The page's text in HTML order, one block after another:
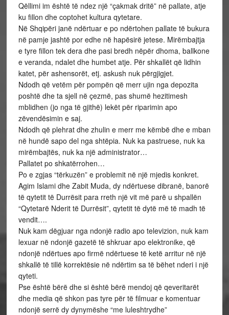
Qëllimi im është të ndez një “çakmak dritë” në pallate, atje
ku fillon dhe coptohet kultura qytetare.
Në Shqipëri janë ndërtuar e po ndërtohen pallate të bukura
në pamje jashtë por edhe në hapësirë jetese. Mirëmbajtja
e tyre fillon tek dera dhe pasi bredh nëpër dhoma, ballkone
e veranda, ndalet dhe humbet atje. Për shkallët që lidhin
katet, për ashensorët, etj. askush nuk përgjigjet.
Ndodh që vetëm për pompën që merr ujin nga depozita
poshtë dhe ta sjell në çezmë, pas shumë hezitimesh
mblidhen (jo nga të gjithë) lekët për riparimin apo
zëvendësimin e saj.
Ndodh që plehrat dhe zhulin e merr me këmbë dhe e mban
në hundë sapo del nga shtëpia. Nuk ka pastruese, nuk ka
mirëmbajtës, nuk ka një administrator…
Pallatet po shkatërrohen…
Po e zgjas “tërkuzën” e problemit në një mjedis konkret.
Agim Islami dhe Zabit Muda, dy ndërtuese dibranë, banorë
të qytetit të Durrësit para rreth një vit më parë u shpallën
“Qytetarë Nderit të Durrësit”, qytetit të dytë më të madh të
vendit….
Nuk kam dëgjuar nga ndonjë radio apo televizion, nuk kam
lexuar në ndonjë gazetë të shkruar apo elektronike, që
ndonjë ndërtues apo firmë ndërtuese të ketë arritur në një
shkallë të tillë korrektësie në ndërtim sa të bëhet nderi i një
qyteti.
Pse është bërë dhe si është bërë mendoj që qeveritarët
dhe media që shkon pas tyre për të filmuar e komentuar
ndonjë serrë dy dynymëshe “me luleshtrydhe”